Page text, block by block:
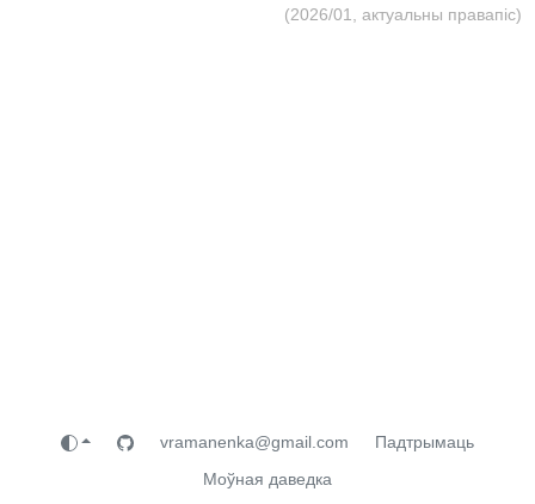
(2026/01, актуальны правапіс)
vramanenka@gmail.com
Падтрымаць
Моўная даведка